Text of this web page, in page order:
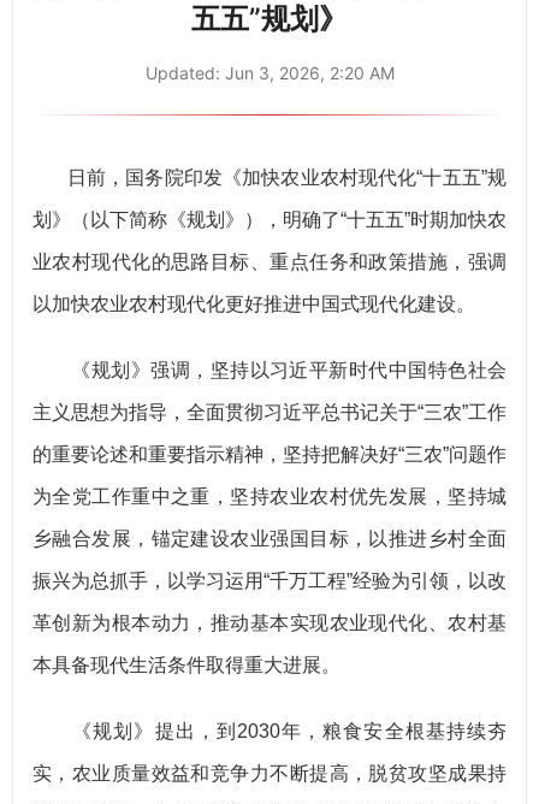
五五”规划》
Updated: Jun 3, 2026, 2:20 AM
日前，国务院印发《加快农业农村现代化“十五五”规
划》（以下简称《规划》），明确了“十五五”时期加快农
业农村现代化的思路目标、重点任务和政策措施，强调
以加快农业农村现代化更好推进中国式现代化建设。
《规划》强调，坚持以习近平新时代中国特色社会
主义思想为指导，全面贯彻习近平总书记关于“三农”工作
的重要论述和重要指示精神，坚持把解决好“三农”问题作
为全党工作重中之重，坚持农业农村优先发展，坚持城
乡融合发展，锚定建设农业强国目标，以推进乡村全面
振兴为总抓手，以学习运用“千万工程”经验为引领，以改
革创新为根本动力，推动基本实现农业现代化、农村基
本具备现代生活条件取得重大进展。
《规划》提出，到2030年，粮食安全根基持续夯
实，农业质量效益和竞争力不断提高，脱贫攻坚成果持